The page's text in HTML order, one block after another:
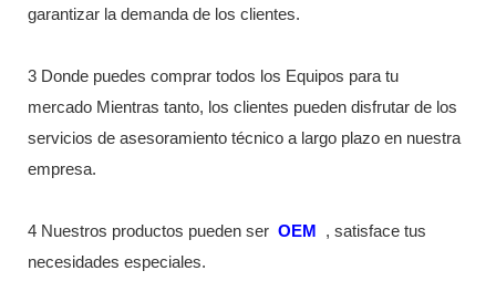
garantizar la demanda de los clientes.
3 Donde puedes comprar todos los Equipos para tu
mercado Mientras tanto, los clientes pueden disfrutar de los
servicios de asesoramiento técnico a largo plazo en nuestra
empresa.
4 Nuestros productos pueden ser OEM
, satisface tus
necesidades especiales.